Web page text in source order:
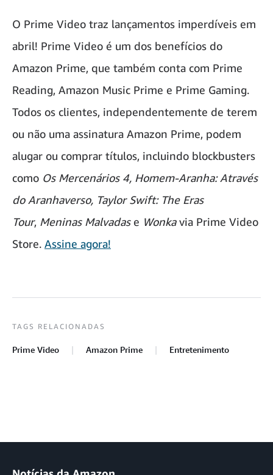
O Prime Video traz lançamentos imperdíveis em
abril! Prime Video é um dos benefícios do
Amazon Prime, que também conta com Prime
Reading, Amazon Music Prime e Prime Gaming.
Todos os clientes, independentemente de terem
ou não uma assinatura Amazon Prime, podem
alugar ou comprar títulos, incluindo blockbusters
como Os Mercenários 4, Homem-Aranha: Através
do Aranhaverso, Taylor Swift: The Eras
Tour, Meninas Malvadase Wonkavia Prime Video
Store. Assine agora!
TAGS RELACIONADAS
Prime Video Amazon Prime Entretenimento